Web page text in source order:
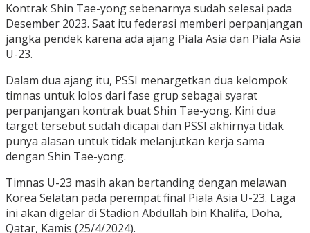
Kontrak Shin Tae-yong sebenarnya sudah selesai pada
Desember 2023. Saat itu federasi memberi perpanjangan
jangka pendek karena ada ajang Piala Asia dan Piala Asia
U-23.
Dalam dua ajang itu, PSSI menargetkan dua kelompok
timnas untuk lolos dari fase grup sebagai syarat
perpanjangan kontrak buat Shin Tae-yong. Kini dua
target tersebut sudah dicapai dan PSSI akhirnya tidak
punya alasan untuk tidak melanjutkan kerja sama
dengan Shin Tae-yong.
Timnas U-23 masih akan bertanding dengan melawan
Korea Selatan pada perempat final Piala Asia U-23. Laga
ini akan digelar di Stadion Abdullah bin Khalifa, Doha,
Qatar, Kamis (25/4/2024).